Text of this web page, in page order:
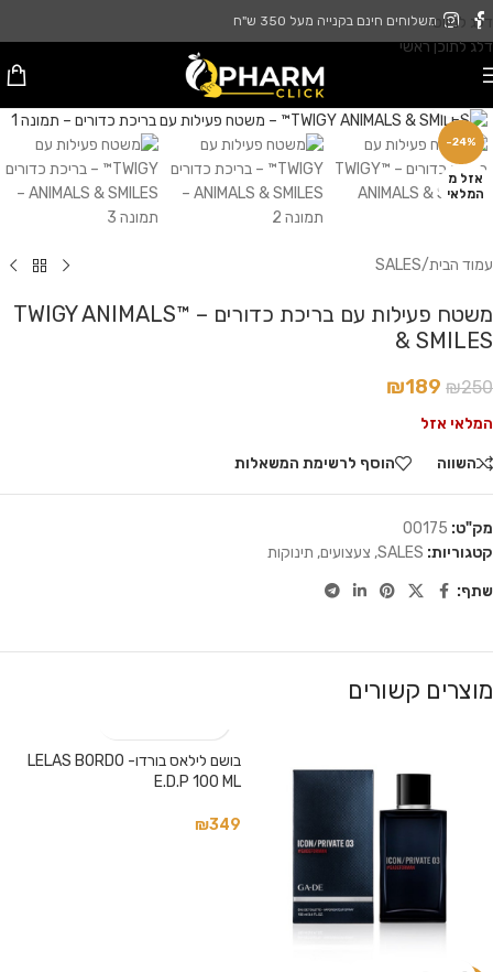
דלג לניווט
דלג לתוכן ראשי
משלוחים חינם בקנייה מעל 350 ש"ח
-24%
אזל מ
המלאי
עמוד הבית/
SALES
משטח פעילות עם בריכת כדורים – ™TWIGY ANIMALS
& SMILES
₪250
₪189
המלאי אזל
השווה הוסף לרשימת המשאלות
מק"ט: 00175
קטגוריות: SALES
, צעצועים, תינוקות
שתף:
מוצרים קשורים
בושם לילאס בורדו- LELAS BORDO
E.D.P 100 ML
₪349